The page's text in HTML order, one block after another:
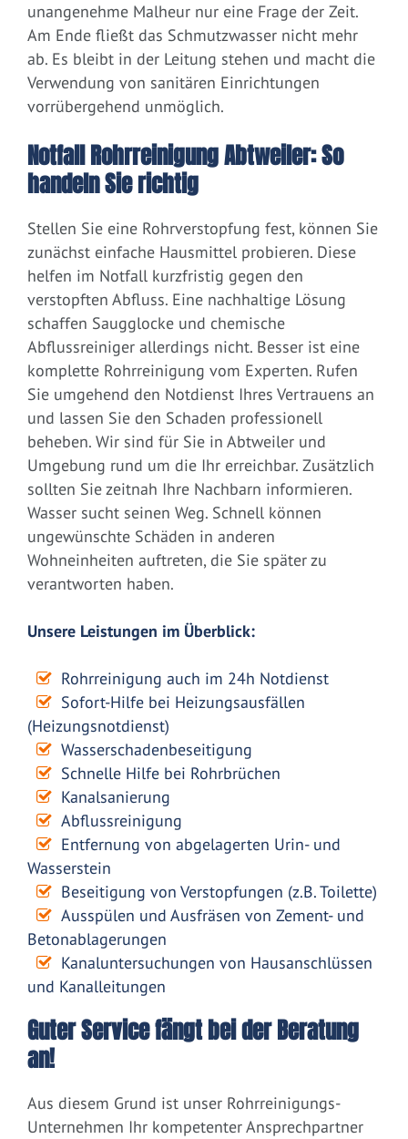
unangenehme Malheur nur eine Frage der Zeit.
Am Ende fließt das Schmutzwasser nicht mehr
ab. Es bleibt in der Leitung stehen und macht die
Verwendung von sanitären Einrichtungen
vorrübergehend unmöglich.
Notfall Rohrreinigung Abtweiler: So
handeln Sie richtig
Stellen Sie eine Rohrverstopfung fest, können Sie
zunächst einfache Hausmittel probieren. Diese
helfen im Notfall kurzfristig gegen den
verstopften Abfluss. Eine nachhaltige Lösung
schaffen Saugglocke und chemische
Abflussreiniger allerdings nicht. Besser ist eine
komplette Rohrreinigung vom Experten. Rufen
Sie umgehend den Notdienst Ihres Vertrauens an
und lassen Sie den Schaden professionell
beheben. Wir sind für Sie in Abtweiler und
Umgebung rund um die Ihr erreichbar. Zusätzlich
sollten Sie zeitnah Ihre Nachbarn informieren.
Wasser sucht seinen Weg. Schnell können
ungewünschte Schäden in anderen
Wohneinheiten auftreten, die Sie später zu
verantworten haben.
Unsere Leistungen im Überblick:
Rohrreinigung auch im 24h Notdienst
Sofort-Hilfe bei Heizungsausfällen
(Heizungsnotdienst)
Wasserschadenbeseitigung
Schnelle Hilfe bei Rohrbrüchen
Kanalsanierung
Abflussreinigung
Entfernung von abgelagerten Urin- und
Wasserstein
Beseitigung von Verstopfungen (z.B. Toilette)
Ausspülen und Ausfräsen von Zement- und
Betonablagerungen
Kanaluntersuchungen von Hausanschlüssen
und Kanalleitungen
Guter Service fängt bei der Beratung
an!
Aus diesem Grund ist unser Rohrreinigungs-
Unternehmen Ihr kompetenter Ansprechpartner